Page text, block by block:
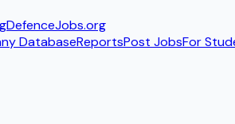
DefenceJobs.org
DatabaseReportsPost JobsFor